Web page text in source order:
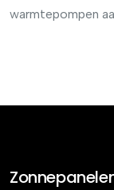
warmtepompen